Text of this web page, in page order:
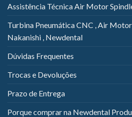
Assistência Técnica Air Motor
Turbina Pneumática CNC , Air
Nakanishi , Newdental
Dúvidas Frequentes
Trocas e Devoluções
Prazo de Entrega
Porque comprar na Newdental